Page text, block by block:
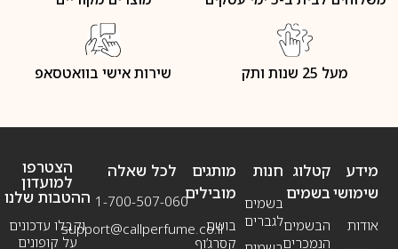
מעל 25 שנות ותק שירות אישי בוואטסאפ
מידע
שימושי
אודות
חנות
בשמים
לגברים
קטלוג
בשמים
הבשמים
הנמכרים
מותגים
מובילים
בושם
קסרג’וף
לכל שאלה
1-700-507-060
support@callperfume.co.il
הצטרפו
למועדון
ההטבות שלנו
וקבלו עדכונים
על קופונים